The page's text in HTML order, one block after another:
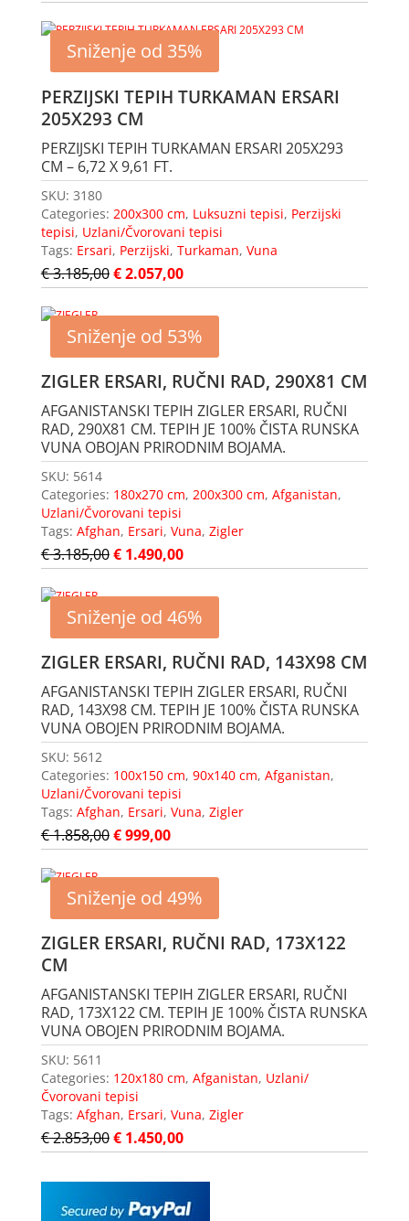
Sniženje od 35%
PERZIJSKI TEPIH TURKAMAN ERSARI
205X293 CM
PERZIJSKI TEPIH TURKAMAN ERSARI 205X293
CM – 6,72 X 9,61 FT.
SKU: 3180
Categories: 200x300 cm, Luksuzni tepisi, Perzijski
tepisi, Uzlani/Čvorovani tepisi
Tags: Ersari, Perzijski, Turkaman, Vuna
€3.185,00€2.057,00
Sniženje od 53%
ZIGLER ERSARI, RUČNI RAD, 290X81 CM
AFGANISTANSKI TEPIH ZIGLER ERSARI, RUČNI
RAD, 290X81 CM. TEPIH JE 100% ČISTA RUNSKA
VUNA OBOJAN PRIRODNIM BOJAMA.
SKU: 5614
Categories: 180x270 cm, 200x300 cm, Afganistan,
Uzlani/Čvorovani tepisi
Tags: Afghan, Ersari, Vuna, Zigler
€3.185,00€1.490,00
Sniženje od 46%
ZIGLER ERSARI, RUČNI RAD, 143X98 CM
AFGANISTANSKI TEPIH ZIGLER ERSARI, RUČNI
RAD, 143X98 CM. TEPIH JE 100% ČISTA RUNSKA
VUNA OBOJEN PRIRODNIM BOJAMA.
SKU: 5612
Categories: 100x150 cm, 90x140 cm, Afganistan,
Uzlani/Čvorovani tepisi
Tags: Afghan, Ersari, Vuna, Zigler
€1.858,00€999,00
Sniženje od 49%
ZIGLER ERSARI, RUČNI RAD, 173X122
CM
AFGANISTANSKI TEPIH ZIGLER ERSARI, RUČNI
RAD, 173X122 CM. TEPIH JE 100% ČISTA RUNSKA
VUNA OBOJEN PRIRODNIM BOJAMA.
SKU: 5611
Categories: 120x180 cm, Afganistan, Uzlani/
Čvorovani tepisi
Tags: Afghan, Ersari, Vuna, Zigler
€2.853,00€1.450,00